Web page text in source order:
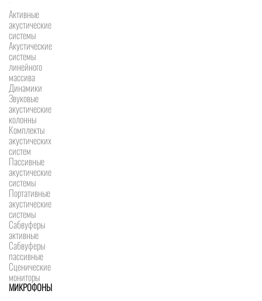
Активные
акустические
системы
Акустические
системы
линейного
массива
Динамики
Звуковые
акустические
колонны
Комплекты
акустических
систем
Пассивные
акустические
системы
Портативные
акустические
системы
Сабвуферы
активные
Сабвуферы
пассивные
Сценические
мониторы
МИКРОФОНЫ